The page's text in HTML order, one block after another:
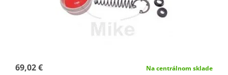
69,02 € Na centrálnom sklade